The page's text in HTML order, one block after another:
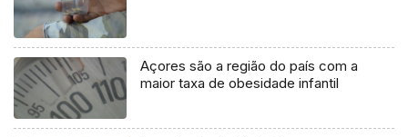
Açores são a região do país com a
maior taxa de obesidade infantil